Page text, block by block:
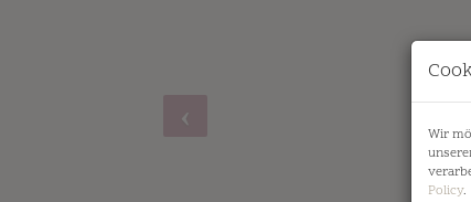
Wir
Policy.